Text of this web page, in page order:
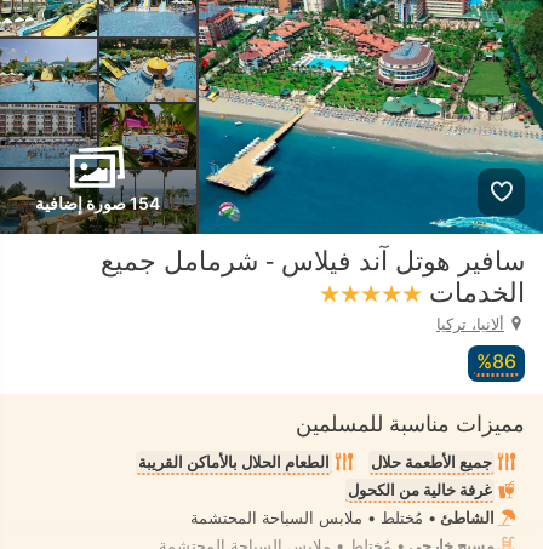
154 صورة إضافية
سافير هوتل آند فيلاس - شرمامل جميع
الخدمات
ألانيا، تركيا
86‏%
مميزات مناسبة للمسلمين
جميع الأطعمة حلال
الطعام الحلال بالأماكن القريبة
غرفة خالية من الكحول
الشاطئ • مُختلط • ملابس السباحة المحتشمة
مسبح خارجي • مُختلط • ملابس السباحة المحتشمة